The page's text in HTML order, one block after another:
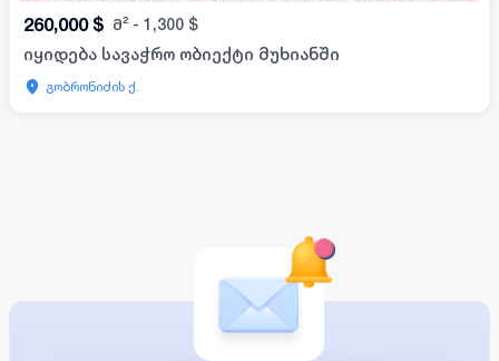
260,000 $ მ² - 1,300 $
იყიდება სავაჭრო ობიექტი მუხიანში
გობრონიძის ქ.